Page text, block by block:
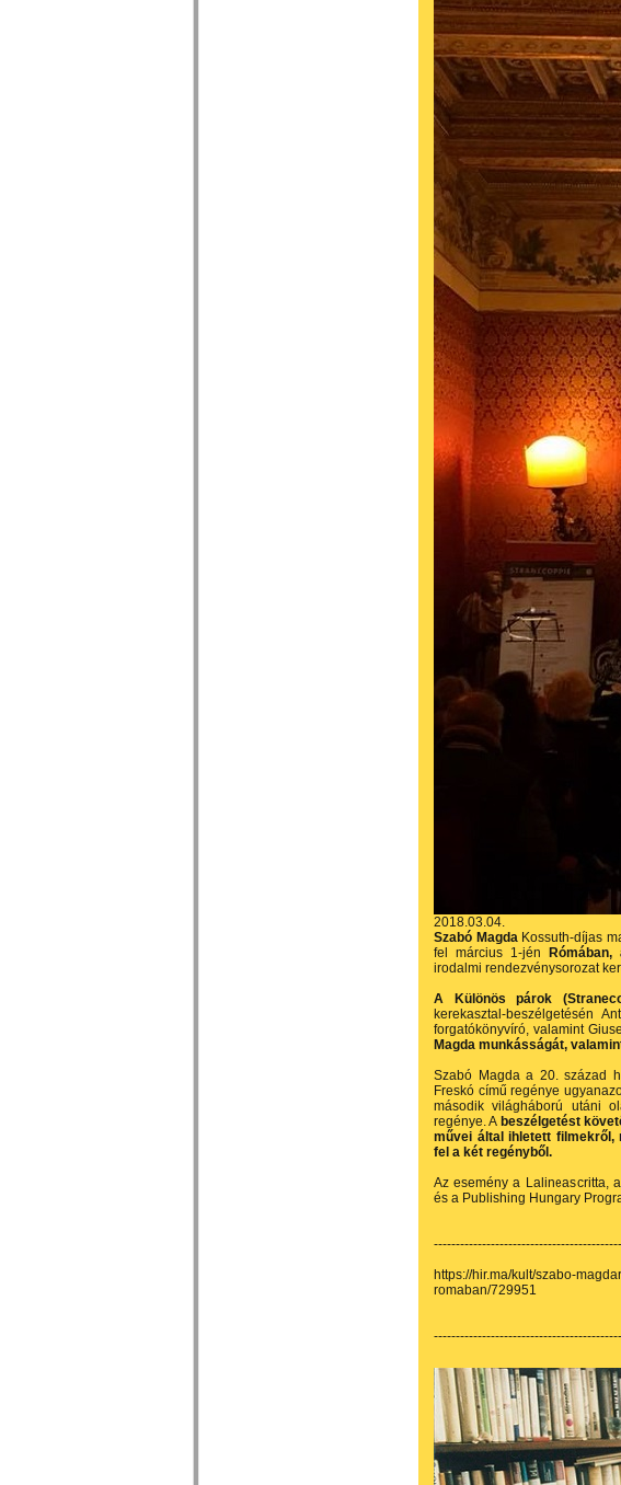
2018.03.04.
Szabó MagdaKossuth-díjas
fel március 1-jén
irodalmi rendezvénysorozat
A Különös párok
kerekasztal-beszélgetésén
forgatókönyvíró, valamint
Magda munkásságát,
Szabó Magda a 20. század
Freskó című regénye
második világháború utáni
regénye. A beszélgetést
művei által ihletett filmekről,
fel a két regényből.
Az esemény a Lalineascritta,
és a Publishing Hungary
https://hir.ma/kult/szabo-
romaban/729951